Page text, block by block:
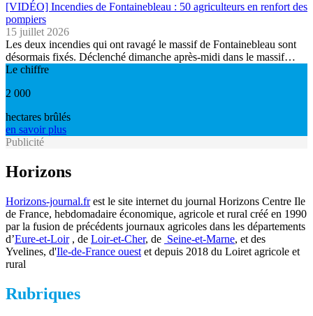
[VIDÉO] Incendies de Fontainebleau : 50 agriculteurs en renfort des
pompiers
15 juillet 2026
Les deux incendies qui ont ravagé le massif de Fontainebleau sont
désormais fixés. Déclenché dimanche après-midi dans le massif…
Le chiffre
2 000
hectares brûlés
en savoir plus
Publicité
Horizons
Horizons-journal.frest le site internet du journal Horizons Centre Ile
de France, hebdomadaire économique, agricole et rural créé en 1990
par la fusion de précédents journaux agricoles dans les départements
d’Eure-et-Loir, de Loir-et-Cher, de Seine-et-Marne, et des
Yvelines, d'Ile-de-France ouest et depuis 2018 du Loiret agricole et
rural
Rubriques